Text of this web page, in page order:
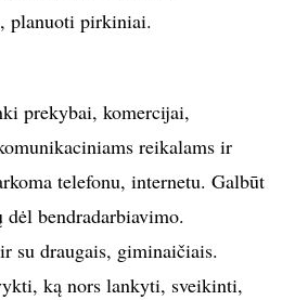
PRENUMERUOK
portalą,
su
planuoti pirkiniai.
prekybai, komercijai,
reikalams ir
telefonu, internetu. Galbūt
bendradarbiavimo.
su draugais, giminaičiais.
ką nors lankyti, sveikinti,